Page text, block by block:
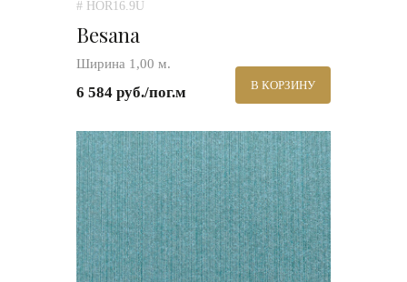
# HOR16.9U
Besana
Ширина 1,00 м.
6 584 руб./пог.м В КОРЗИНУ